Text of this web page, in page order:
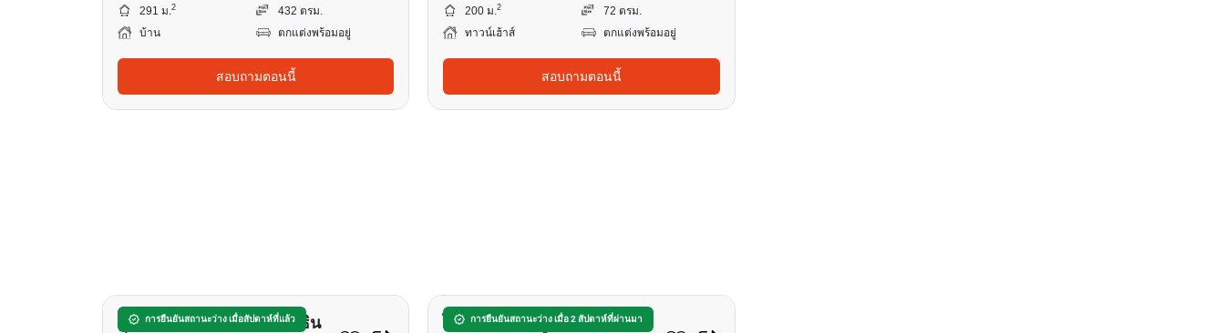
291 ม.2
432 ตรม.
บ้าน
ตกแต่งพร้อมอยู่
สอบถามตอนนี้
200 ม.2
72 ตรม.
ทาวน์เฮ้าส์
ตกแต่งพร้อมอยู่
สอบถามตอนนี้
การยืนยันสถานะว่าง เมื่อสัปดาห์ที่แล้ว
ศุภาลัย เอเลแกนซ์ พหลโยธิน
การยืนยันสถานะว่าง เมื่อ 2 สัปดาห์ที่ผ่านมา
ไลฟ์ บางกอก บูเลอวาร์ด